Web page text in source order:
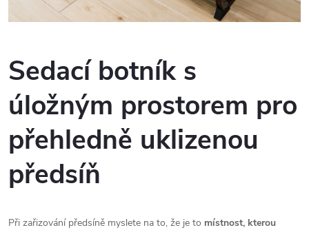
Sedací botník s
úložným prostorem pro
přehledně uklizenou
předsíň
Při zařizování předsíně myslete na to, že je to místnost, kterou